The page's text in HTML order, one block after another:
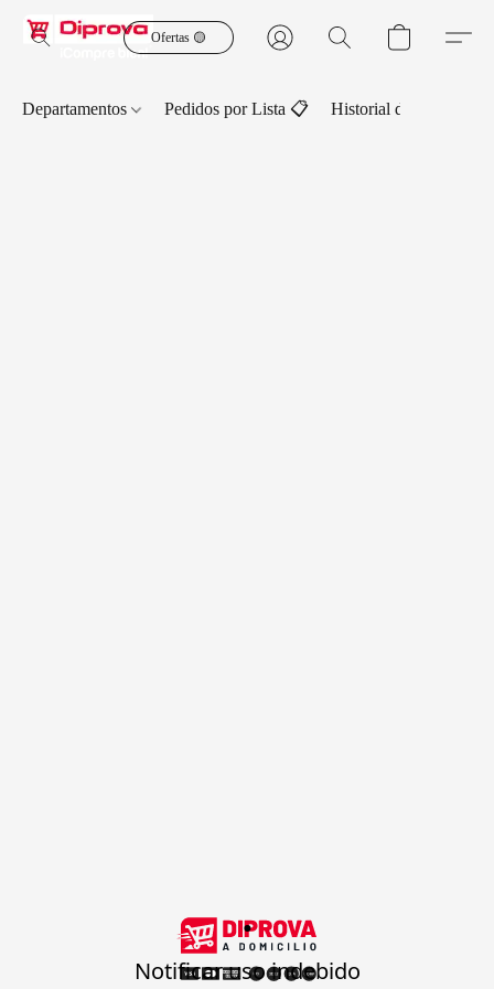
Ofertas 🟡
Departamentos Pedidos por Lista 📋 Historial de Pedidos
.
Notificar uso indebido